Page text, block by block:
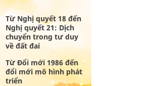
Từ Nghị quyết 18 đến
Nghị quyết 21: Dịch
chuyển trong tư duy
về đất đai
Từ Đổi mới 1986 đến
đổi mới mô hình phát
triển